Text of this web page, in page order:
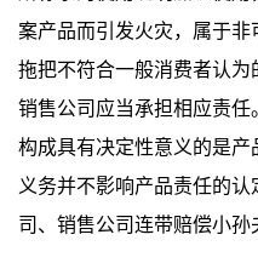
案产品而引发火灾，属于
拖把不符合一般消费者认
销售公司应当承担相应责
构成具有决定性意义的是
义务并不影响产品责任的
司、销售公司连带赔偿小孙